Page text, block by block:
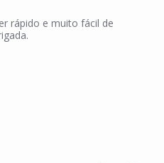
Portugal
rápido e muito fácil de